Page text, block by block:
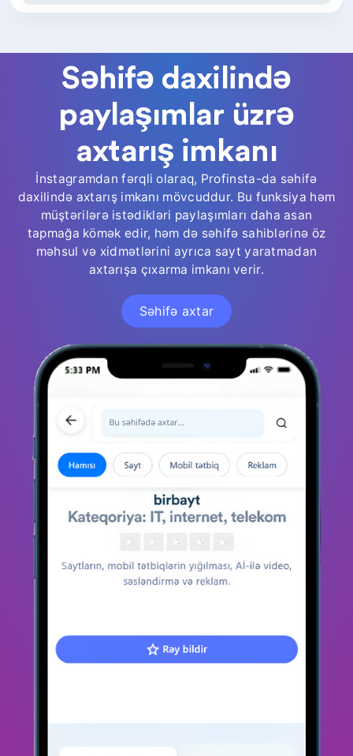
Səhifə daxilində
paylaşımlar üzrə
axtarış imkanı
İnstagramdan fərqli olaraq, Profinsta-da səhifə
daxilində axtarış imkanı mövcuddur. Bu funksiya həm
müştərilərə istədikləri paylaşımları daha asan
tapmağa kömək edir, həm də səhifə sahiblərinə öz
məhsul və xidmətlərini ayrıca sayt yaratmadan
axtarışa çıxarma imkanı verir.
Səhifə axtar